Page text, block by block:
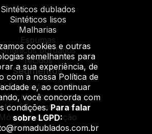
Sintéticos dublados
Sintéticos lisos
Malharias
Espumas
Sintéticos bordados
Tecidos
Segmentos
Veículos de passeio
Veículos pesados
Moda e vestuário
Móveis e decoração
Embarcações
cookies e outras
semelhantes para
a sua experiência, de
com a nossa Política de
e, ao continuar
você concorda com
condições.Para falar
sobre LGPD: